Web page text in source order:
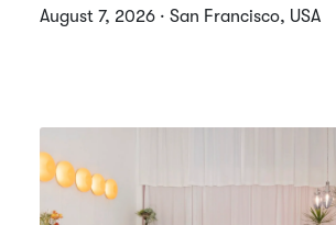
August 7, 2026 · San Francisco, USA